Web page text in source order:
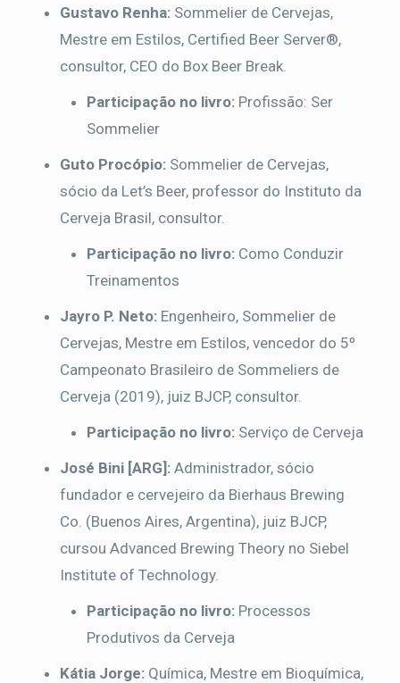
Gustavo Renha:Sommelier de Cervejas,
Mestre em Estilos, Certified Beer Server®,
consultor, CEO do Box Beer Break.
Participação no livro:Profissão: Ser
Sommelier
Guto Procópio:Sommelier de Cervejas,
sócio da Let’s Beer, professor do Instituto da
Cerveja Brasil, consultor.
Participação no livro:Como Conduzir
Treinamentos
Jayro P. Neto:Engenheiro, Sommelier de
Cervejas, Mestre em Estilos, vencedor do 5º
Campeonato Brasileiro de Sommeliers de
Cerveja (2019), juiz BJCP, consultor.
Participação no livro:Serviço de Cerveja
José Bini [ARG]:Administrador, sócio
fundador e cervejeiro da Bierhaus Brewing
Co. (Buenos Aires, Argentina), juiz BJCP,
cursou Advanced Brewing Theory no Siebel
Institute of Technology.
Participação no livro:Processos
Produtivos da Cerveja
Kátia Jorge:Química, Mestre em Bioquímica,